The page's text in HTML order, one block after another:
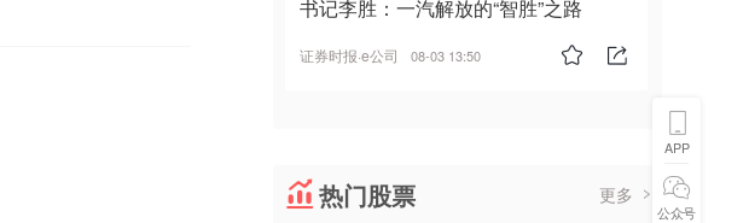
书记李胜：一汽解放的“智胜”之路
证券时报·e公司 08-03 13:50
热门股票 更多
APP
公众号